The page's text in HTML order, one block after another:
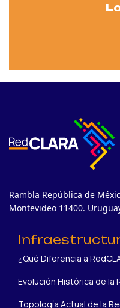
Rambla República de
Montevideo 11400.
¿Qué Diferencia a
Evolución Histórica de la
Topología Actual de la